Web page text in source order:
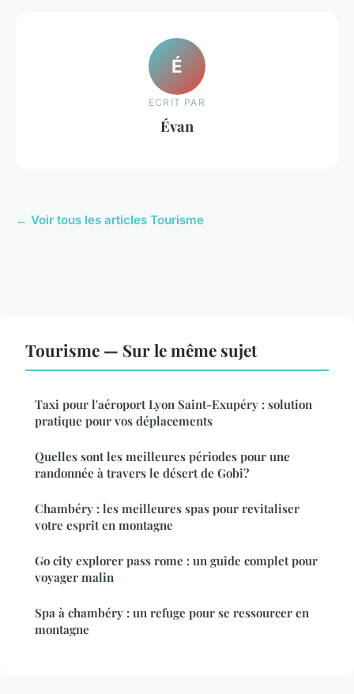
É
ECRIT PAR
Évan
← Voir tous les articles Tourisme
Tourisme — Sur le même sujet
Taxi pour l'aéroport Lyon Saint-Exupéry : solution
pratique pour vos déplacements
Quelles sont les meilleures périodes pour une
randonnée à travers le désert de Gobi?
Chambéry : les meilleures spas pour revitaliser
votre esprit en montagne
Go city explorer pass rome : un guide complet pour
voyager malin
Spa à chambéry : un refuge pour se ressourcer en
montagne